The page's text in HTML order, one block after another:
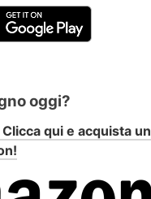
oggi?
qui e acquista un